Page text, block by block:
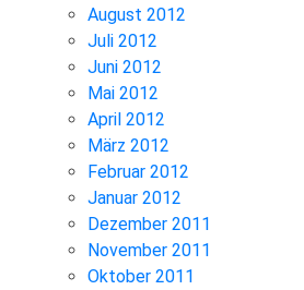
August 2012
Juli 2012
Juni 2012
Mai 2012
April 2012
März 2012
Februar 2012
Januar 2012
Dezember 2011
November 2011
Oktober 2011